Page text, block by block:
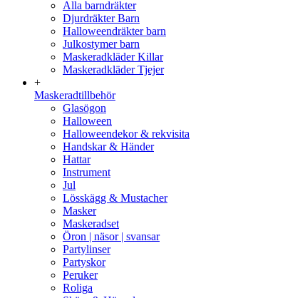
Alla barndräkter
Djurdräkter Barn
Halloweendräkter barn
Julkostymer barn
Maskeradkläder Killar
Maskeradkläder Tjejer
+
Maskeradtillbehör
Glasögon
Halloween
Halloweendekor & rekvisita
Handskar & Händer
Hattar
Instrument
Jul
Lösskägg & Mustacher
Masker
Maskeradset
Öron | näsor | svansar
Partylinser
Partyskor
Peruker
Roliga